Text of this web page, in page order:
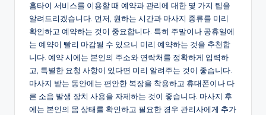
홈타이 서비스를 이용할 때 예약과 관리에 대한 몇 가지 팁을
알려드리겠습니다. 먼저, 원하는 시간과 마사지 종류를 미리
확인하고 예약하는 것이 중요합니다. 특히 주말이나 공휴일에
는 예약이 빨리 마감될 수 있으니 미리 예약하는 것을 추천합
니다. 예약 시에는 본인의 주소와 연락처를 정확하게 입력하
고, 특별한 요청 사항이 있다면 미리 알려주는 것이 좋습니다.
마사지 받는 동안에는 편안한 복장을 착용하고 휴대폰이나 다
른 소음 발생 장치 사용을 자제하는 것이 좋습니다. 마사지 후
에는 본인의 몸 상태를 확인하고 필요한 경우 관리사에게 추가